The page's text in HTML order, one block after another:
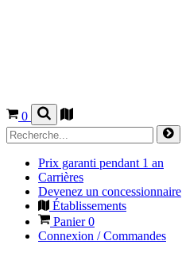
0
Prix garanti pendant 1 an
Carrières
Devenez un concessionnaire
Établissements
Panier0
Connexion / Commandes